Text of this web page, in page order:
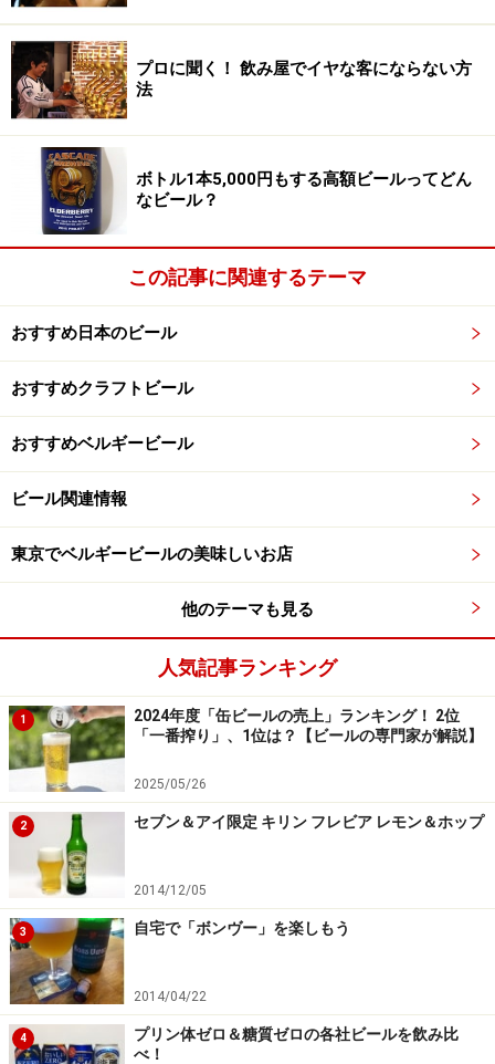
1980年代に入り、新しい食文化が次々と誕生していく
中、常にビール業界に目を向けていたというジム氏は、
クック家の6代目としてビール醸造に戻ることを決心。
このとき、チャールズ氏は、2代目ルイス・クック氏が
1870年代に醸造していたというお気に入りのビールレシ
ピを息子ジム氏に託したのです。そして1984年、サミュ
エル・アダムス・ボストン・ラガーが誕生しました。
ライトビールが大人気だった時代を経て、アメリカ人の
嗜好が多様化していく中で誕生したこのビールは、すぐ
にアメリカ国内での地位を不動のものとし、20年以上が
経った今もなお、同社の主力商品であり、ビール愛飲家
たちに愛され続けています。
ファミリーの想いやヒストリーがつまったレシピで造ら
れたビールなんですね。こういうのに弱いガイドは、ど
れどれと飲んでみたくなってしまいます。
歴史上の人物「サミュエル・アダムス」の
名前を冠する
ビールの名前は米国独立戦争時にボストンで活躍した愛
国者、「サミュエル・アダムス」に由来するもの。実は
プロに聞く！ 飲み屋でイヤな客にならない方
法
ボトル1本5,000円もする高額ビールってどん
なビール？
この記事に関連するテーマ
おすすめ日本のビール
おすすめクラフトビール
おすすめベルギービール
ビール関連情報
東京でベルギービールの美味しいお店
他のテーマも見る
人気記事ランキング
1
2024年度「缶ビールの売上」ランキング！ 2位
「一番搾り」、1位は？【ビールの専門家が解説】
2025/05/26
2 セブン＆アイ限定 キリン フレビア レモン＆ホップ
2014/12/05
3 自宅で「ボンヴー」を楽しもう
2014/04/22
4
プリン体ゼロ＆糖質ゼロの各社ビールを飲み比
べ！